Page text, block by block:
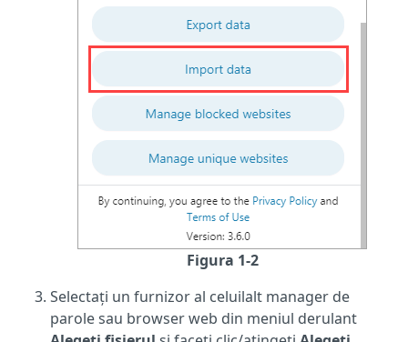
Figura 1-2
Selectați un furnizor al celuilalt manager de
parole sau browser web din meniul derulant